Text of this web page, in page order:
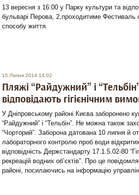
13 вересня з 16:00 у Парку культури та
бульварі Перова, 2,проходитиме Фестиваль
способу життя.
15 Липня 2014 14:02
Пляжі “Райдужний” і
відповідають гігієнічним
У Дніпровському районі Києва заборонено
“Райдужний” і “Тельбін”. Не можна також
“Чорторий”. Заборона датована 10 липня й
лабораторного контролю проб води
відповідність Держстандарту 17.1.5.02-80
рекреацій водних об’єктів”. Про це
районі, посилаючись на інформацію